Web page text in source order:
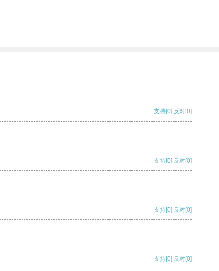
支持[0] 反对[0]
支持[0] 反对[0]
支持[0] 反对[0]
支持[0] 反对[0]